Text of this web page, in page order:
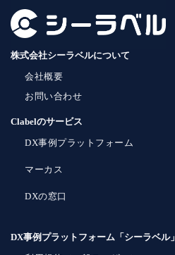
株式会社シーラベルについて
会社概要
お問い合わせ
Clabelのサービス
DX事例プラットフォーム
マーカス
DXの窓口
DX事例プラットフォーム「シーラベル」